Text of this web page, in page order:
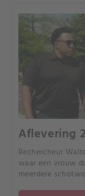
Aflevering
Rechercheur
waar een vrouw
meerdere